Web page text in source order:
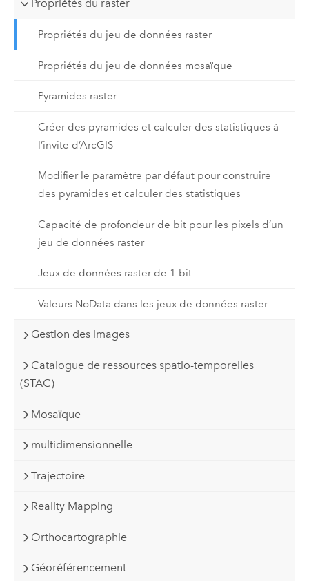
Propriétés du raster
Propriétés du jeu de données raster
Propriétés du jeu de données mosaïque
Pyramides raster
Créer des pyramides et calculer des statistiques à
l’invite d’ArcGIS
Modifier le paramètre par défaut pour construire
des pyramides et calculer des statistiques
Capacité de profondeur de bit pour les pixels d’un
jeu de données raster
Jeux de données raster de 1 bit
Valeurs NoData dans les jeux de données raster
Gestion des images
Catalogue de ressources spatio-temporelles
(STAC)
Mosaïque
multidimensionnelle
Trajectoire
Reality Mapping
Orthocartographie
Géoréférencement